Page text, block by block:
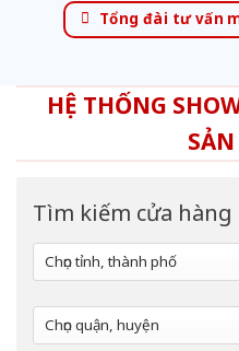
Tổng đài tư vấn
HỆ THỐNG
Tìm kiếm cửa hàng